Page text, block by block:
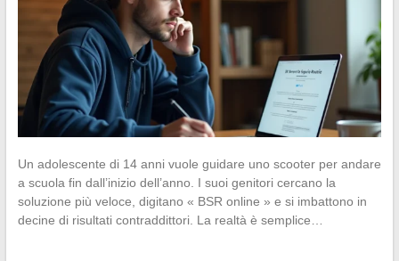
Un adolescente di 14 anni vuole guidare uno scooter per andare
a scuola fin dall’inizio dell’anno. I suoi genitori cercano la
soluzione più veloce, digitano « BSR online » e si imbattono in
decine di risultati contraddittori. La realtà è semplice…